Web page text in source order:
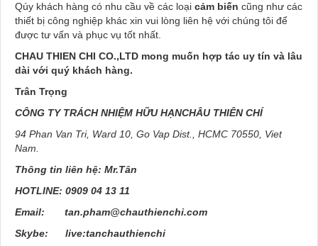
Qúy khách hàng có nhu cầu về các loại cảm biến cũng như các
thiết bị công nghiệp khác xin vui lòng liên hệ với chúng tôi để
được tư vấn và phục vụ tốt nhất.
CHAU THIEN CHI CO.,LTD mong muốn hợp tác uy tín và lâu
dài với quý khách hàng.
Trân Trọng
CÔNG TY TRÁCH NHIỆM HỮU HẠNCHÂU THIÊN CHÍ
94 Phan Van Tri, Ward 10, Go Vap Dist., HCMC 70550, Viet
Nam.
Thông tin liên hệ: Mr.Tân
HOTLINE: 0909 04 13 11
Email: tan.pham@chauthienchi.com
Skybe: live:tanchauthienchi